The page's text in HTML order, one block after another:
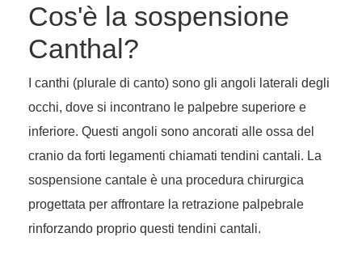
Cos'è la sospensione
Canthal?
I canthi (plurale di canto) sono gli angoli laterali degli
occhi, dove si incontrano le palpebre superiore e
inferiore. Questi angoli sono ancorati alle ossa del
cranio da forti legamenti chiamati tendini cantali. La
sospensione cantale è una procedura chirurgica
progettata per affrontare la retrazione palpebrale
rinforzando proprio questi tendini cantali.